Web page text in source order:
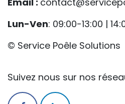
Lun-Ven: 09:00-13:00 |
© Service Poêle Solutions
Suivez nous sur nos